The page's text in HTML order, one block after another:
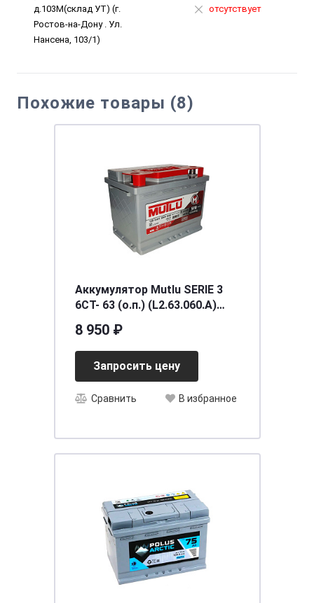
д.103М(склад УТ) (г.
Ростов-на-Дону . Ул.
Нансена, 103/1)
отсутствует
Похожие товары (8)
Аккумулятор Mutlu SERIE 3
6CT- 63 (о.п.) (L2.63.060.A)
8 950 ₽
Запросить цену
Сравнить В избранное